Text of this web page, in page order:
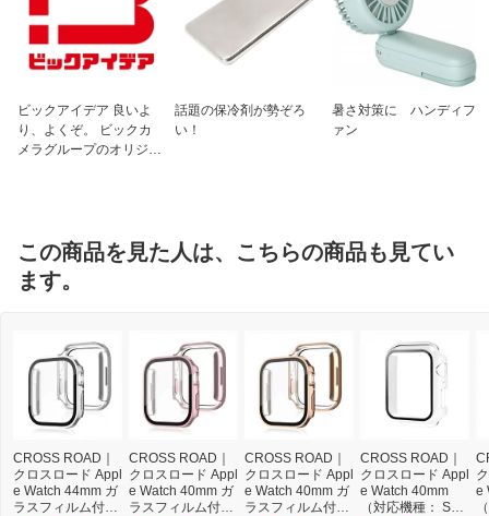
ビックアイデア 良いよ
り、よくぞ。 ビックカ
メラグループのオリジナ
話題の保冷剤が勢ぞろ
い！
暑さ対策に ハンディフ
ァン
この商品を見た人は、こちらの商品も見てい
ます。
CROSS ROAD｜
クロスロード Appl
e Watch 44mm ガ
ラスフィルム付ケ
CROSS ROAD｜
クロスロード Appl
e Watch 40mm ガ
ラスフィルム付ケ
CROSS ROAD｜
クロスロード Appl
e Watch 40mm ガ
ラスフィルム付ケ
CROSS ROAD｜
クロスロード Appl
e Watch 40mm
（対応機種： SE/
e